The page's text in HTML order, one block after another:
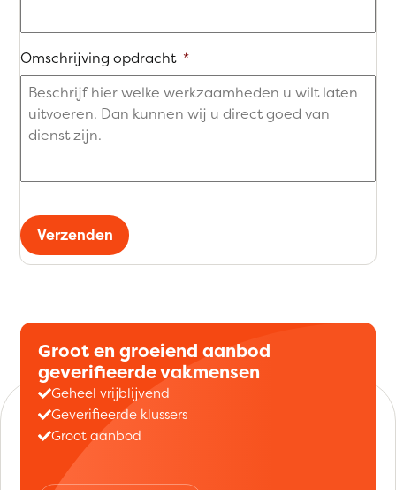
Omschrijving opdracht *
Verzenden
Groot en groeiend aanbod
geverifieerde vakmensen
Geheel vrijblijvend
Geverifieerde klussers
Groot aanbod